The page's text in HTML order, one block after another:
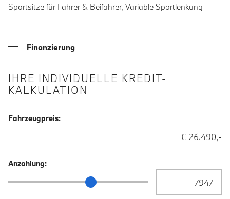
Sportsitze für Fahrer & Beifahrer, Variable Sportlenkung
Finanzierung
IHRE INDIVIDUELLE KREDIT-
KALKULATION
Fahrzeugpreis:
€ 26.490,-
Anzahlung:
Anzahlung Schieberegler